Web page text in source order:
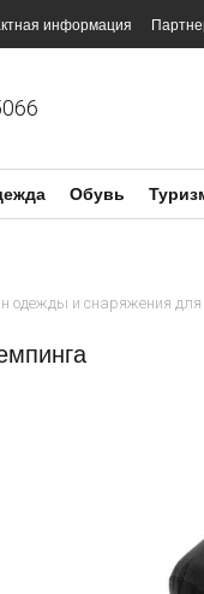
контенту
информация
Обувь
одежды и снаряжения для